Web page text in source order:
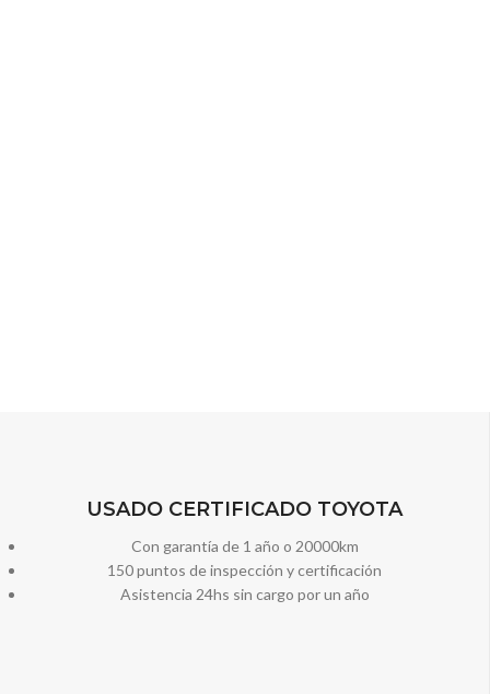
USADO CERTIFICADO TOYOTA
Con garantía de 1 año o 20000km
150 puntos de inspección y certificación
Asistencia 24hs sin cargo por un año